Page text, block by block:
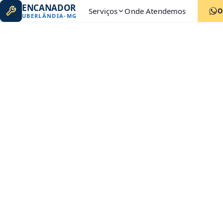
ENCANADOR
UBERLÂNDIA- MG Serviços Onde Atendemos